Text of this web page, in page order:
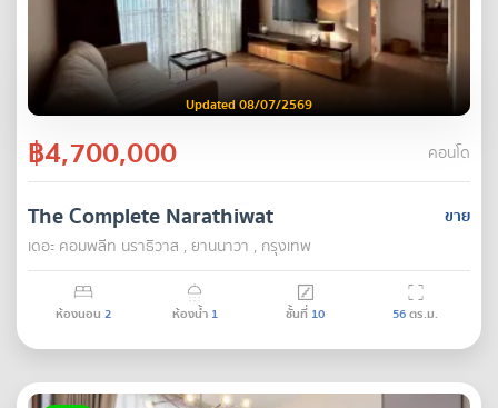
Updated 08/07/2569
฿4,700,000 คอนโด
ขาย
The Complete Narathiwat
เดอะ คอมพลีท นราธิวาส , ยานนาวา , กรุงเทพ
ห้องนอน 2 ห้องน้ำ 1 ชั้นที่ 10 56ตร.ม.